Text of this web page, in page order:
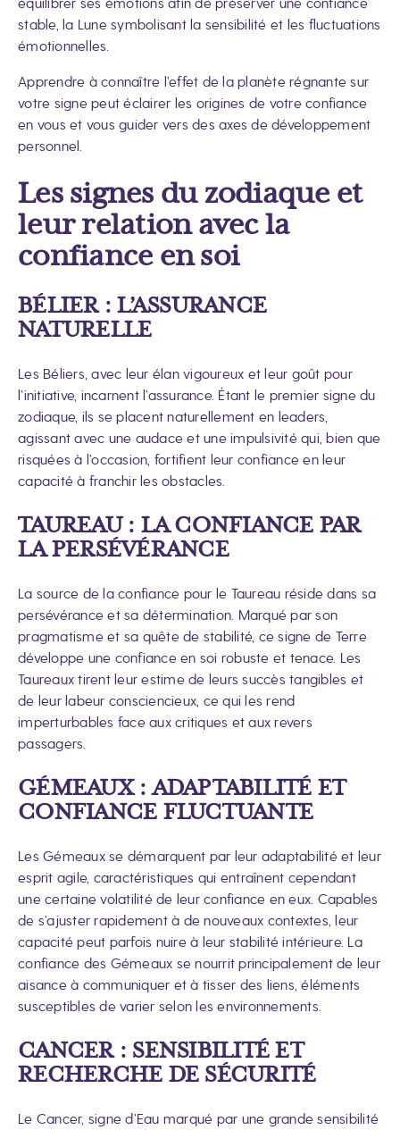
stable, la Lune symbolisant la sensibilité et les fluctuations
émotionnelles.
Apprendre à connaître l’effet de la planète régnante sur
votre signe peut éclairer les origines de votre confiance
en vous et vous guider vers des axes de développement
personnel.
Les signes du zodiaque et
leur relation avec la
confiance en soi
BÉLIER : L’ASSURANCE
NATURELLE
Les Béliers, avec leur élan vigoureux et leur goût pour
l’initiative, incarnent l’assurance. Étant le premier signe du
zodiaque, ils se placent naturellement en leaders,
agissant avec une audace et une impulsivité qui, bien que
risquées à l’occasion, fortifient leur confiance en leur
capacité à franchir les obstacles.
TAUREAU : LA CONFIANCE PAR
LA PERSÉVÉRANCE
La source de la confiance pour le Taureau réside dans sa
persévérance et sa détermination. Marqué par son
pragmatisme et sa quête de stabilité, ce signe de Terre
développe une confiance en soi robuste et tenace. Les
Taureaux tirent leur estime de leurs succès tangibles et
de leur labeur consciencieux, ce qui les rend
imperturbables face aux critiques et aux revers
passagers.
GÉMEAUX : ADAPTABILITÉ ET
CONFIANCE FLUCTUANTE
Les Gémeaux se démarquent par leur adaptabilité et leur
esprit agile, caractéristiques qui entraînent cependant
une certaine volatilité de leur confiance en eux. Capables
de s’ajuster rapidement à de nouveaux contextes, leur
capacité peut parfois nuire à leur stabilité intérieure. La
confiance des Gémeaux se nourrit principalement de leur
aisance à communiquer et à tisser des liens, éléments
susceptibles de varier selon les environnements.
CANCER : SENSIBILITÉ ET
RECHERCHE DE SÉCURITÉ
Le Cancer, signe d’Eau marqué par une grande sensibilité